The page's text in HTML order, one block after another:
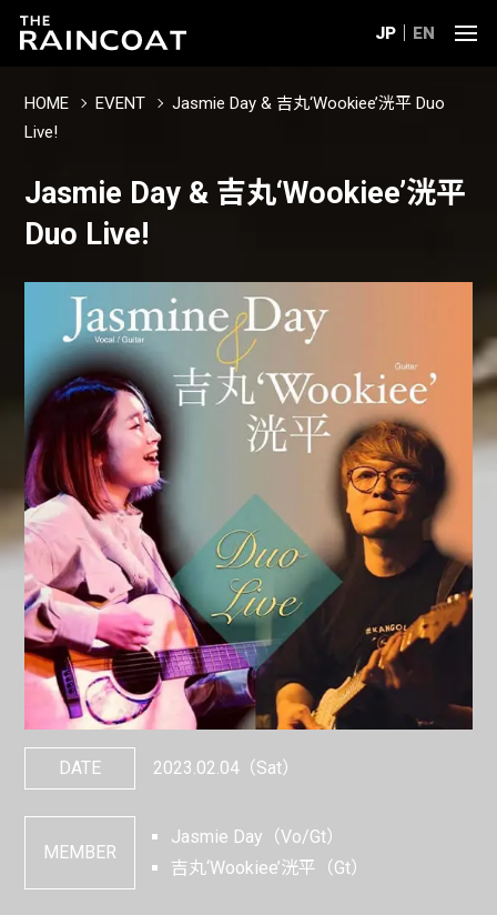
JP EN
HOME EVENT
Jasmie Day & 吉丸‘Wookiee’洸平 Duo
Live!
Jasmie Day & 吉丸‘Wookiee’洸平
Duo Live!
DATE 2023.02.04（Sat）
MEMBER
Jasmie Day（Vo/Gt）
吉丸‘Wookiee’洸平（Gt）